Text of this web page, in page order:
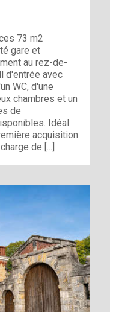
73 m2
gare et
au rez-de-
d'entrée avec
WC, d'une
chambres et un
de
Idéal
acquisition
de [...]